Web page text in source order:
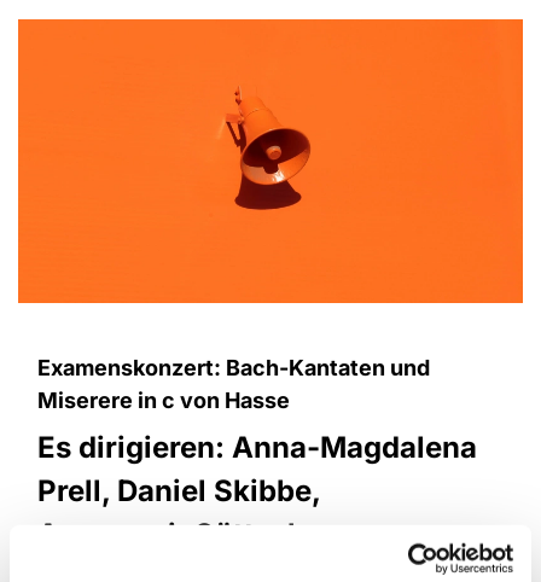
Examenskonzert: Bach-Kantaten und
Miserere in c von Hasse
Es dirigieren: Anna-Magdalena
Prell, Daniel Skibbe,
AnnemarieGöttsche